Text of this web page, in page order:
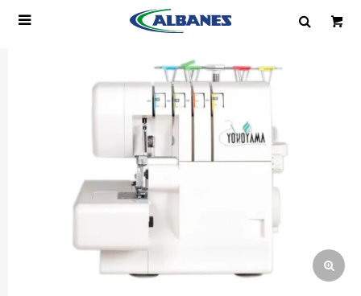

Ingresa tus datos y te informaremos cuando
tengamos stock disponible.
Correo electrónico